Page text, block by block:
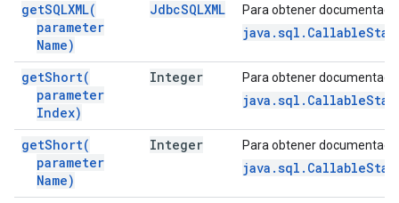
getSQLXML(
parameter
Name)
JdbcSQLXML Para obtener
getShort(
parameter
Index)
Integer Para obtener
getShort(
parameter
Name)
Integer Para obtener